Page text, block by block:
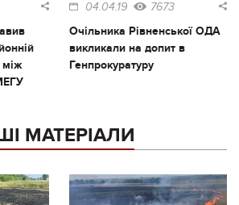
між
04.04.19 7673
Очільника Рівненської ОДА
викликали на допит в
Генпрокуратуру
МАТЕРІАЛИ